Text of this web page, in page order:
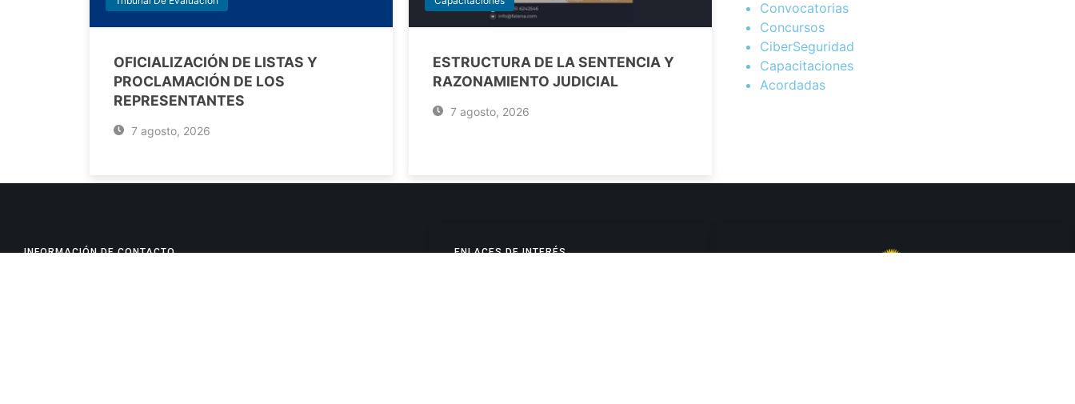
OFICIALIZACIÓN DE LISTAS Y
PROCLAMACIÓN DE LOS
REPRESENTANTES
7 agosto, 2026
ESTRUCTURA DE LA SENTENCIA Y
RAZONAMIENTO JUDICIAL
7 agosto, 2026
Convocatorias
Concursos
CiberSeguridad
Capacitaciones
Acordadas
INFORMACIÓN DE CONTACTO ENLACES DE INTERÉS